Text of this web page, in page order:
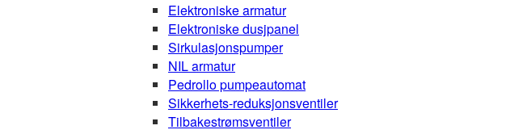
Elektroniske armatur
Elektroniske dusjpanel
Sirkulasjonspumper
NIL armatur
Pedrollo pumpeautomat
Sikkerhets-reduksjonsventiler
Tilbakestrømsventiler